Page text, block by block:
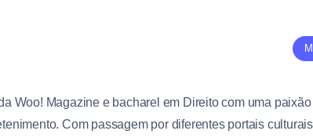
Woo! Magazine e bacharel em Direito com uma paixão
Com passagem por diferentes portais culturais